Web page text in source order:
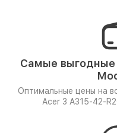
Самые выгодные
Оптимальные цены на
Acer 3 A315-42-